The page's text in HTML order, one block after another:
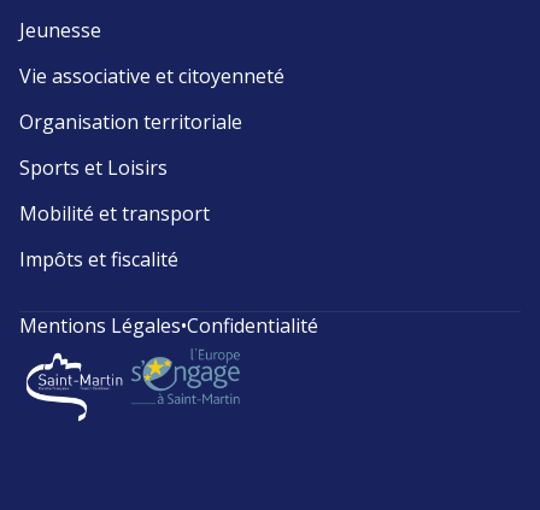
Jeunesse
Vie associative et citoyenneté
Organisation territoriale
Sports et Loisirs
Mobilité et transport
Impôts et fiscalité
Mentions Légales•Confidentialité